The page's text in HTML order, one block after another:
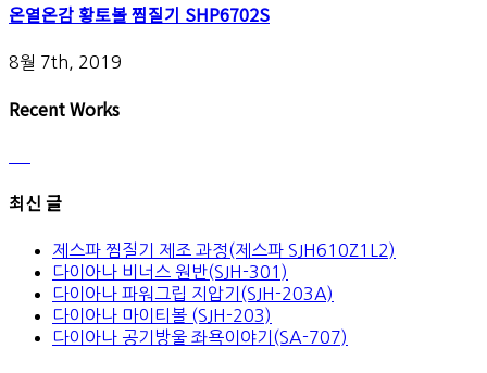
온열온감 황토볼 찜질기 SHP6702S
8월 7th, 2019
Recent Works
최신 글
제스파 찜질기 제조 과정(제스파 SJH610Z1L2)
다이아나 비너스 원반(SJH-301)
다이아나 파워그립 지압기(SJH-203A)
다이아나 마이티볼 (SJH-203)
다이아나 공기방울 좌욕이야기(SA-707)